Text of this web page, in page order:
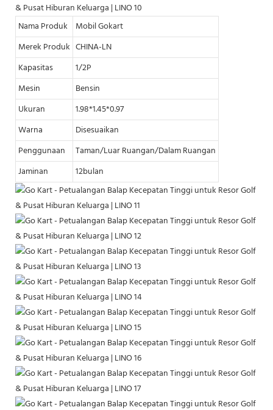
Nama Produk
Mobil Gokart
Merek Produk CHINA-LN
Kapasitas
1/2P
Mesin
Bensin
Ukuran
1.98*1.45*0.97
Warna
Disesuaikan
Penggunaan
Taman/Luar Ruangan/Dalam Ruangan
Jaminan
12bulan